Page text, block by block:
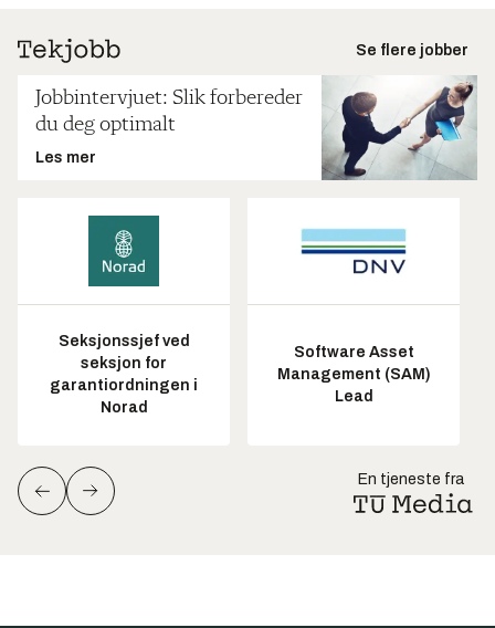
Se flere jobber
Jobbintervjuet: Slik forbereder
du deg optimalt
Les mer
Seksjonssjef ved
seksjon for
garantiordningen i
Norad
Software Asset
Management (SAM)
Lead
En tjeneste fra